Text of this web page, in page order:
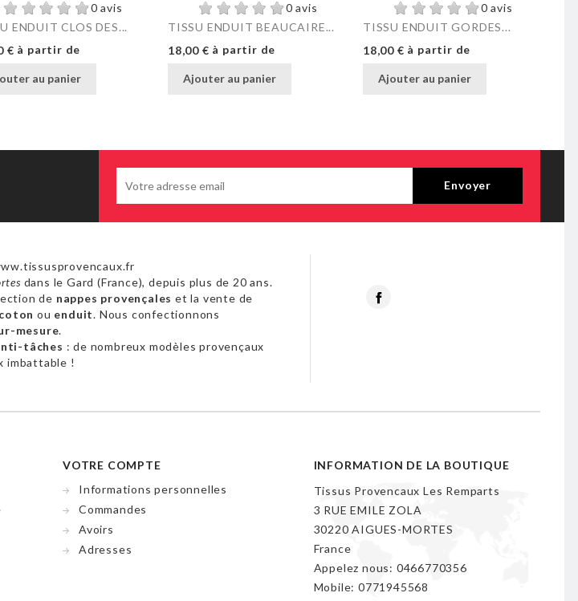
0 avis
ENDUIT CLOS DES...
€ à partir de
au panier
0 avis
TISSU ENDUIT BEAUCAIRE...
Prix
18,00 € à partir de
Ajouter au panier
0 avis
TISSU ENDUIT GORDES...
Prix
18,00 € à partir de
Ajouter au panier
dans le Gard (France), depuis plus de 20 ans.
de nappes provençales et la vente de
ou enduit. Nous confectionnons
mesure.
tâches : de nombreux modèles provençaux
imbattable !
VOTRE COMPTE
Informations personnelles
Commandes
Avoirs
Adresses
INFORMATION DE LA BOUTIQUE
Tissus Provencaux Les Remparts
3 RUE EMILE ZOLA
30220 AIGUES-MORTES
France
Appelez nous: 0466770356
Mobile: 0771945568